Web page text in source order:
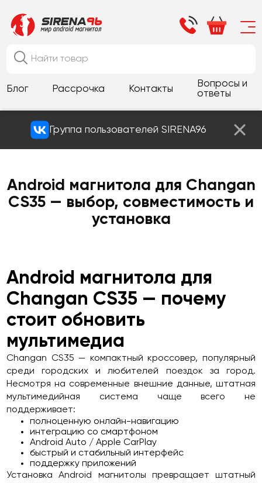
Блог Рассрочка Контакты
Вопросы и
ответы
Группа пользователей SIRENA96
Android магнитола для Changan
CS35 — выбор, совместимость и
установка
Android магнитола для
Changan CS35 — почему
стоит обновить
мультимедиа
Changan CS35 — компактный кроссовер, популярный
среди городских и любителей поездок за город.
Несмотря на современные внешние данные, штатная
мультимедийная система чаще всего не
поддерживает:
полноценную онлайн-навигацию
интеграцию со смартфоном
Android Auto / Apple CarPlay
быстрый и стабильный интерфейс
поддержку приложений
Установка Android магнитолы превращает штатный